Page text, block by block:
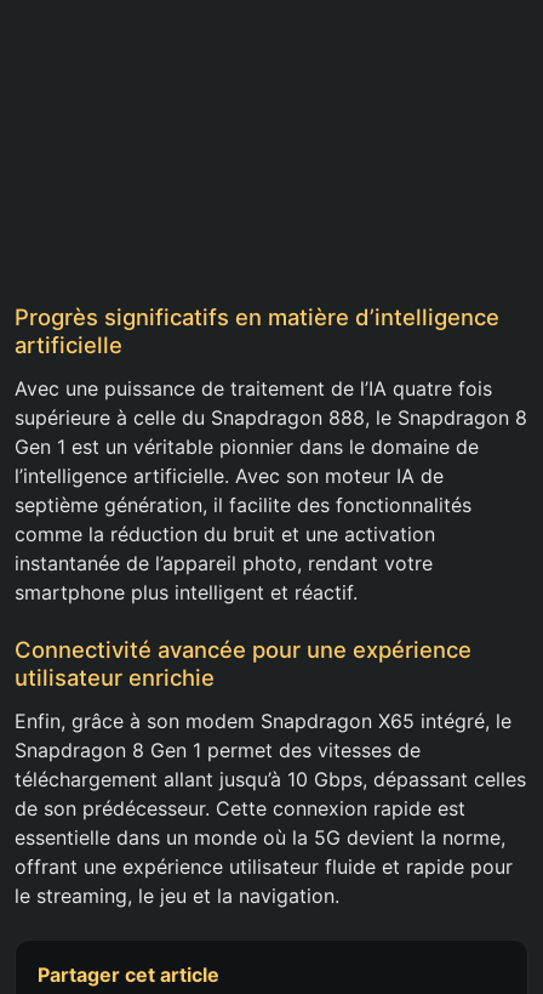
Progrès significatifs en matière d’intelligence
artificielle
Avec une puissance de traitement de l’IA quatre fois
supérieure à celle du Snapdragon 888, le Snapdragon 8
Gen 1 est un véritable pionnier dans le domaine de
l’intelligence artificielle. Avec son moteur IA de
septième génération, il facilite des fonctionnalités
comme la réduction du bruit et une activation
instantanée de l’appareil photo, rendant votre
smartphone plus intelligent et réactif.
Connectivité avancée pour une expérience
utilisateur enrichie
Enfin, grâce à son modem Snapdragon X65 intégré, le
Snapdragon 8 Gen 1 permet des vitesses de
téléchargement allant jusqu’à 10 Gbps, dépassant celles
de son prédécesseur. Cette connexion rapide est
essentielle dans un monde où la 5G devient la norme,
offrant une expérience utilisateur fluide et rapide pour
le streaming, le jeu et la navigation.
Partager cet article